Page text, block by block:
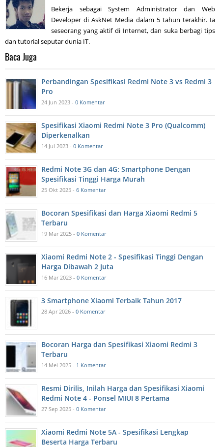
Bekerja sebagai System Administrator dan Web
Developer di AskNet Media dalam 5 tahun terakhir. Ia
seseorang yang aktif di Internet, dan suka berbagi tips
dan tutorial seputar dunia IT.
Baca Juga
Perbandingan Spesifikasi Redmi Note 3 vs Redmi 3
Pro
24 Jun 2023 - 0 Komentar
Spesifikasi Xiaomi Redmi Note 3 Pro (Qualcomm)
Diperkenalkan
14 Jul 2023 - 0 Komentar
Redmi Note 3G dan 4G: Smartphone Dengan
Spesifikasi Tinggi Harga Murah
25 Okt 2025 - 6 Komentar
Bocoran Spesifikasi dan Harga Xiaomi Redmi 5
Terbaru
19 Mar 2025 - 0 Komentar
Xiaomi Redmi Note 2 - Spesifikasi Tinggi Dengan
Harga Dibawah 2 Juta
16 Mar 2023 - 0 Komentar
3 Smartphone Xiaomi Terbaik Tahun 2017
28 Apr 2026 - 0 Komentar
Bocoran Harga dan Spesifikasi Xiaomi Redmi 3
Terbaru
14 Mei 2025 - 1 Komentar
Resmi Dirilis, Inilah Harga dan Spesifikasi Xiaomi
Redmi Note 4 - Ponsel MIUI 8 Pertama
27 Sep 2025 - 0 Komentar
Xiaomi Redmi Note 5A - Spesifikasi Lengkap
Beserta Harga Terbaru